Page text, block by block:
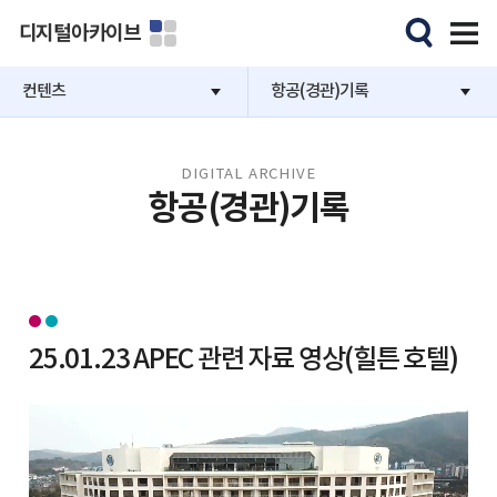
디지털아카이브
컨텐츠 항공(경관)기록
DIGITAL ARCHIVE
항공(경관)기록
25.01.23 APEC 관련 자료 영상(힐튼 호텔)